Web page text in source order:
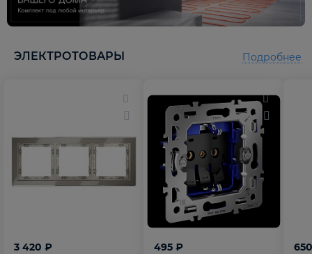
ЭЛЕКТРОТОВАРЫ
3 420 ₽ 495 ₽
Подробнее